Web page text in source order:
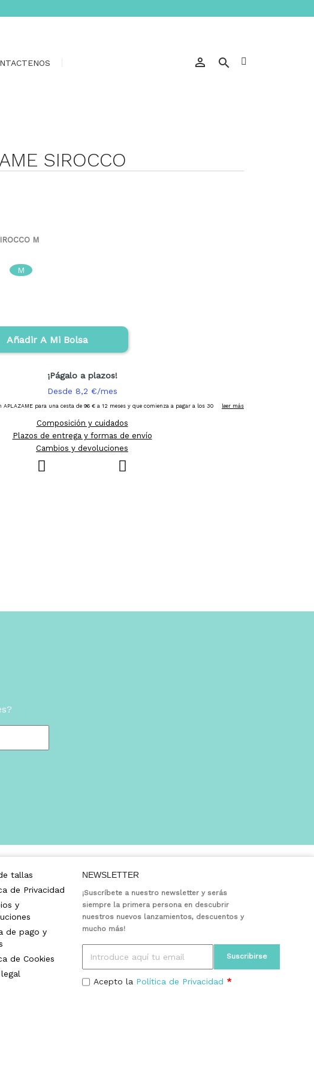
 
SIROCCO
M
M
Añadir A Mi Bolsa
Composición y cuidados
Plazos de entrega y formas de envío
Cambios y devoluciones
tallas
de Privacidad
y
de pago y
de Cookies
NEWSLETTER
¡Suscríbete a nuestro newsletter y serás
siempre la primera persona en descubrir
nuestros nuevos lanzamientos, descuentos y
mucho más!
Acepto la Política de Privacidad *